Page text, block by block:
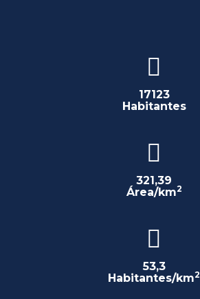
17123
Habitantes
321,39
Área/km2
53,3
Habitantes/km2